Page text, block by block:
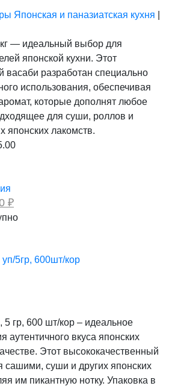
Японская и паназиатская кухня
— идеальный выбор для
японской кухни. Этот
васаби разработан специально
использования, обеспечивая
которые дополнят любое
для суши, роллов и
японских лакомств.
₽Текущая
1
5гр, 600шт/кор
гр, 600 шт/кор – идеальное
аутентичного вкуса японских
Этот высококачественный
сашими, суши и других японских
им пикантную нотку. Упаковка в